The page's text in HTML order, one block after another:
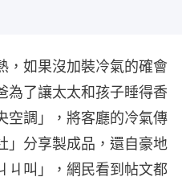
，如果沒加裝冷氣的確會
為了讓太太和孩子睡得香
空調」，將客廳的冷氣傳
」分享製成品，還自豪地
ㄐ叫」，網民看到帖文都